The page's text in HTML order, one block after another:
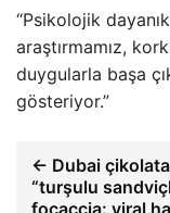
“Psikolojik
araştırmamız,
duygularla başa
gösteriyor.”
← Dubai
“turşulu
focaccia: viral